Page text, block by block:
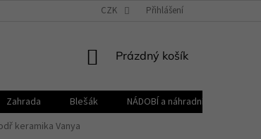
PODMÍNKY REKLAMAČNÍ ŘÁD
CZK Přihlášení
NÁKUPNÍ
Prázdný košík
Zahrada Blešák
NÁDOBÍ a náhradní díly KELOmat
keramika Vanya